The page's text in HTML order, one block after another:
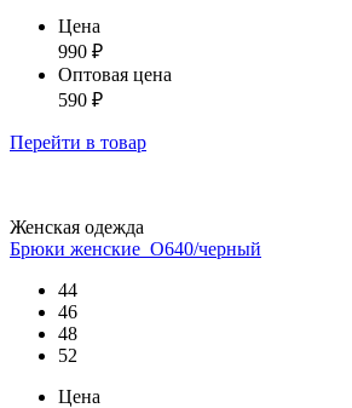
Цена
990 ₽
Оптовая цена
590 ₽
Перейти в товар
Женская одежда
Брюки женские_О640/черный
44
46
48
52
Цена